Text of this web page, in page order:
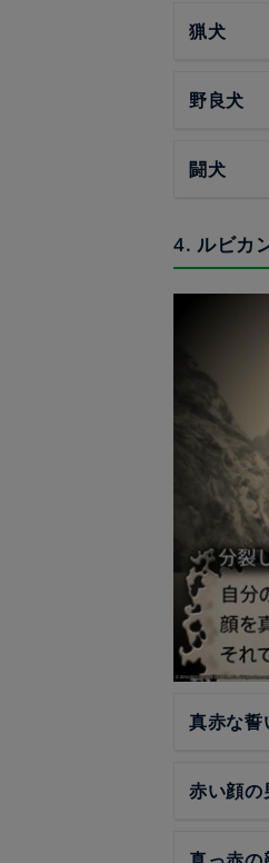
猟犬
野良犬
闘犬
4. ルビカ
真赤な誓
赤い顔の